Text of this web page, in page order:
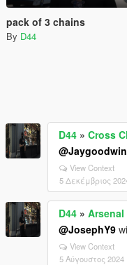
pack of 3 chains
By D44
D44 » Cross
View Context
5 Δεκέμβριος
D44 » Arsenal
@JosephY9
View Context
5 Αύγουστος 2024